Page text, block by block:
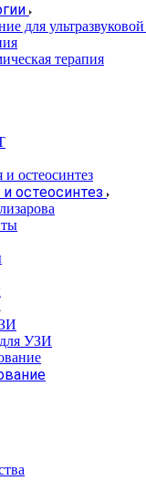
для
терапия
остеосинтез
УЗИ